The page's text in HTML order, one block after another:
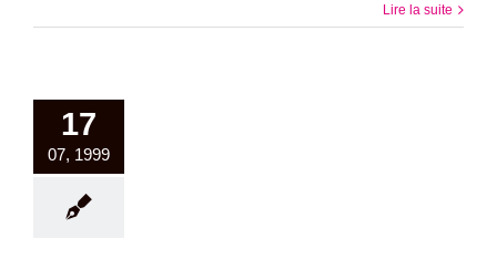
Lire la suite
17
07, 1999